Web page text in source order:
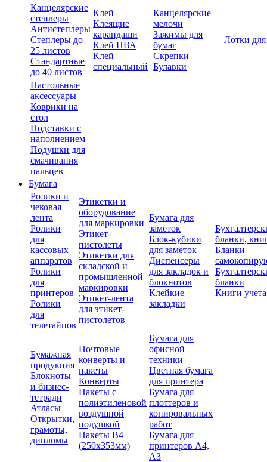
Канцелярские
степлеры
Антистеплеры
Степлеры до
25 листов
Стандартные
до 40 листов
Клей
Клеящие
карандаши
Клей ПВА
Клей
специальный
Канцелярские
мелочи
Зажимы для
бумаг
Скрепки
Булавки
Лотки
Настольные
аксессуары
Коврики на
стол
Подставки с
наполнением
Подушки для
смачивания
пальцев
Бумага
Ролики и
чековая
лента
Ролики
для
кассовых
аппаратов
Ролики
для
принтеров
Ролики
для
телетайпов
Этикетки и
оборудование
для маркировки
Этикет-
пистолеты
Этикетки для
складской и
промышленной
маркировки
Этикет-лента
для этикет-
пистолетов
Бумага для
заметок
Блок-кубики
для заметок
Диспенсеры
для закладок и
блокнотов
Клейкие
закладки
бланки,
Бланки
бланки
Книги учета
Бумажная
продукция
Блокноты
и бизнес-
тетради
Атласы
Открытки,
грамоты,
дипломы
Почтовые
конверты и
пакеты
Конверты
Пакеты с
полиэтиленовой
воздушной
подушкой
Пакеты В4
(250х353мм)
Бумага для
офисной
техники
Цветная бумага
для принтера
Бумага для
плоттеров и
копировальных
работ
Бумага для
принтеров А4,
А3